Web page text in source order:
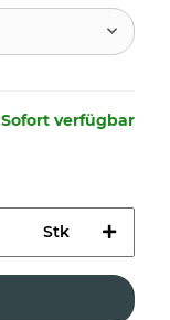
Sofort verfügbar
Stk